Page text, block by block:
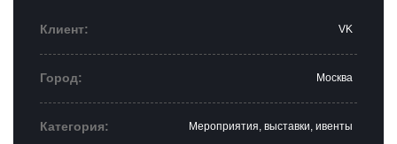
Клиент: VK
Город: Москва
Категория: Мероприятия, выставки, ивенты